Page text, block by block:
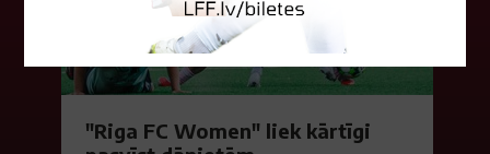
"Riga FC Women" liek kārtīgi